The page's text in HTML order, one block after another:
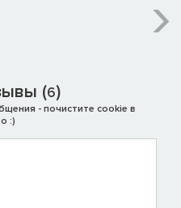
(6)
- почистите cookie в
:)